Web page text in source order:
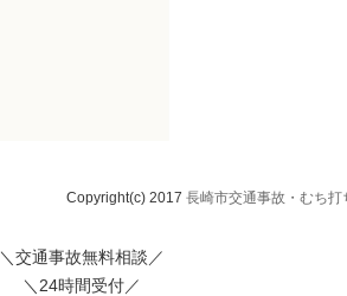
Copyright(c) 2017 長崎市交通事故・むち
＼交通事故無料相談／
＼24時間受付／